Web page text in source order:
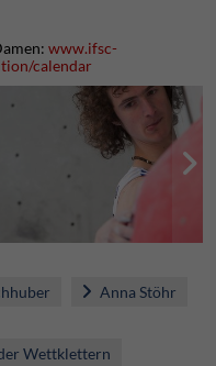
www.ifsc-
calendar
Anna Stöhr
Wettklettern